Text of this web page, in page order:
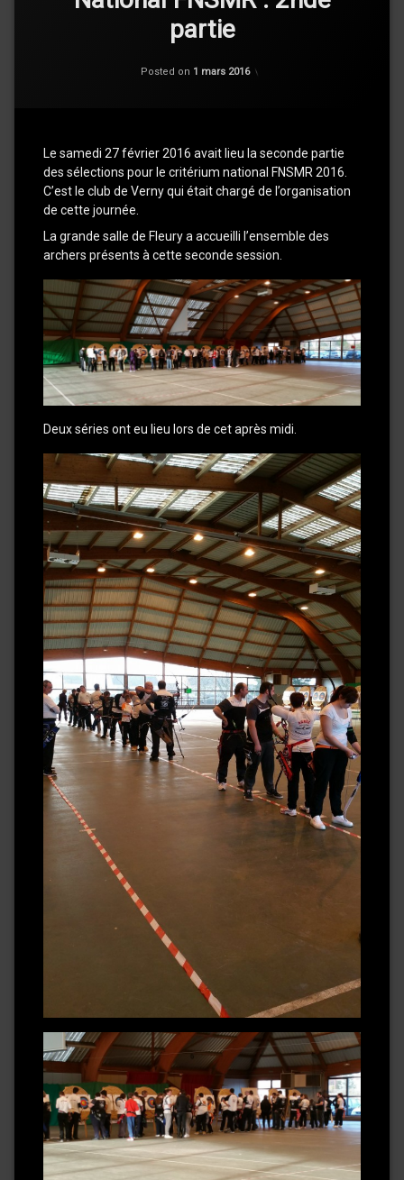
partie
Posted on 1 mars 2016
Le samedi 27 février 2016 avait lieu la seconde partie
des sélections pour le critérium national FNSMR 2016.
C’est le club de Verny qui était chargé de l’organisation
de cette journée.
La grande salle de Fleury a accueilli l’ensemble des
archers présents à cette seconde session.
Deux séries ont eu lieu lors de cet après midi.